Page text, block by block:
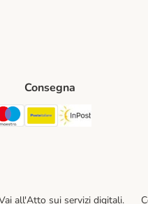
Method
Method
Payment Method
Payment Method
con Maestro. Payment Method
Method
Consegna
Poste Italiane.
all'Atto sui servizi digitali.